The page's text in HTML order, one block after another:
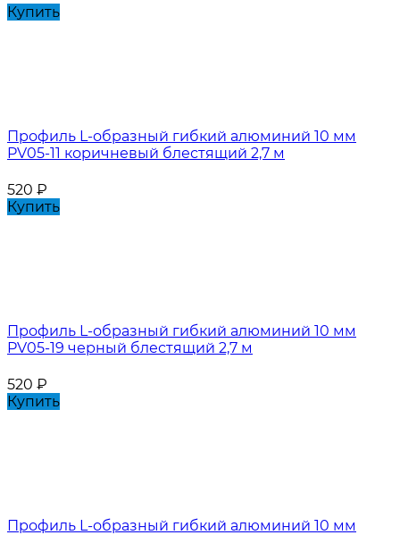
Купить
Профиль L-образный гибкий алюминий 10 мм
PV05-11 коричневый блестящий 2,7 м
520 ₽
Купить
Профиль L-образный гибкий алюминий 10 мм
PV05-19 черный блестящий 2,7 м
520 ₽
Купить
Профиль L-образный гибкий алюминий 10 мм